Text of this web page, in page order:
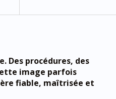
Des procédures, des
image parfois
fiable, maîtrisée et